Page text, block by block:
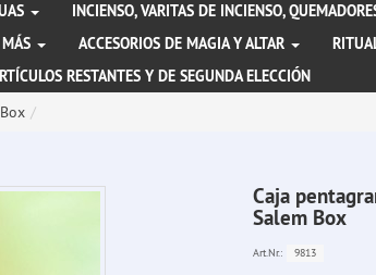
INCIENSO, VARITAS DE INCIENSO,
ACCESORIOS DE MAGIA Y ALTAR
RESTANTES Y DE SEGUNDA ELECCIÓN
Caja
Salem Box
Art.Nr.: 9813